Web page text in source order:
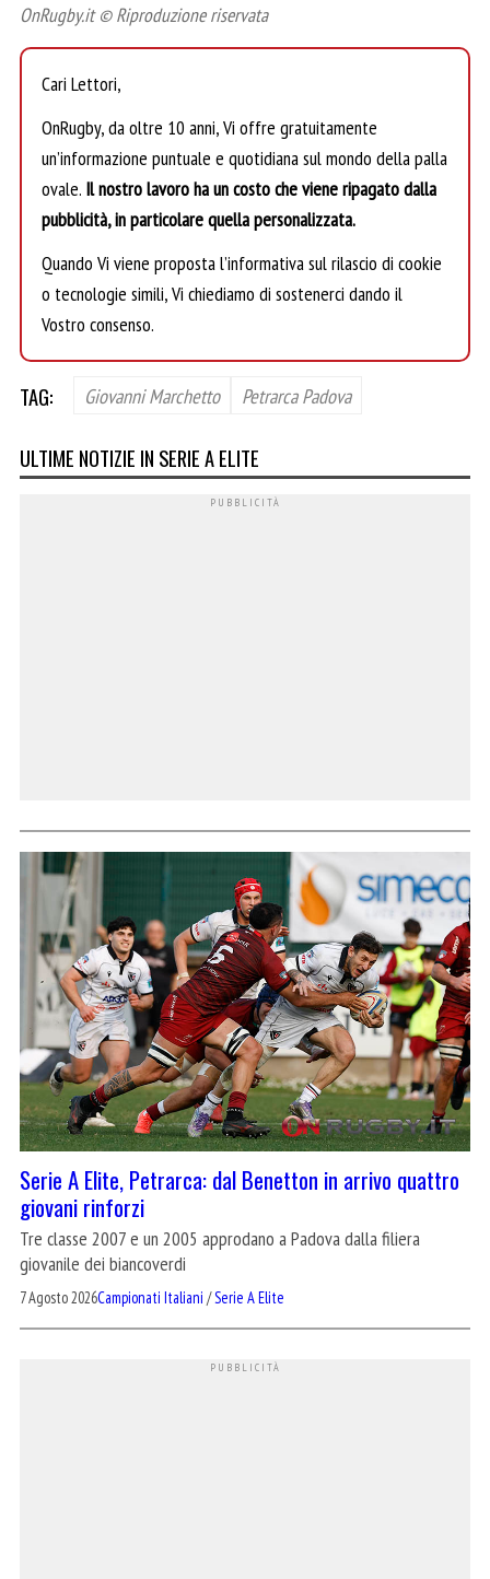
OnRugby.it © Riproduzione riservata
Cari Lettori,
OnRugby, da oltre 10 anni, Vi offre gratuitamente
un’informazione puntuale e quotidiana sul mondo della palla
ovale. Il nostro lavoro ha un costo che viene ripagato dalla
pubblicità, in particolare quella personalizzata.
Quando Vi viene proposta l’informativa sul rilascio di cookie
o tecnologie simili, Vi chiediamo di sostenerci dando il
Vostro consenso.
TAG: Giovanni Marchetto Petrarca Padova
ULTIME NOTIZIE IN SERIE A ELITE
Serie A Elite, Petrarca: dal Benetton in arrivo quattro
giovani rinforzi
Tre classe 2007 e un 2005 approdano a Padova dalla filiera
giovanile dei biancoverdi
7 Agosto 2026Campionati Italiani /Serie A Elite